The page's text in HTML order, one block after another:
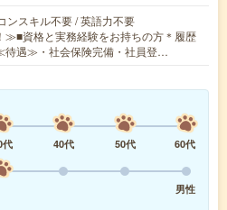
ンスキル不要 / 英語力不要
資格と実務経験をお持ちの方＊履歴
待遇≫・社会保険完備・社員登…
代 40代 50代
60代
男性